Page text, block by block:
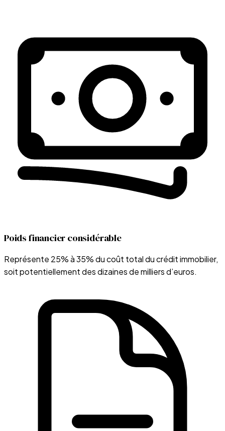
Poids financier considérable
Représente 25% à 35% du coût total du crédit immobilier,
soit potentiellement des dizaines de milliers d’euros.